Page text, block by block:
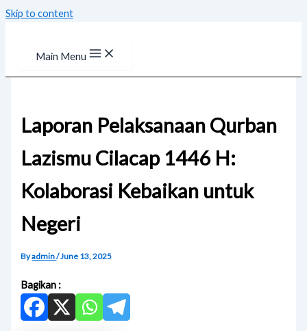
Skip to content
Main Menu
Laporan Pelaksanaan Qurban
Lazismu Cilacap 1446 H:
Kolaborasi Kebaikan untuk
Negeri
Byadmin/June 13, 2025
Bagikan :